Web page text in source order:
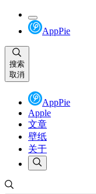
AppPie
搜索
取消
AppPie
Apple
文章
壁纸
关于